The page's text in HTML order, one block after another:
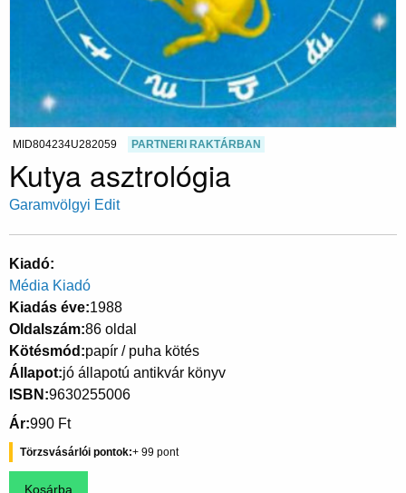
MID804234U282059 PARTNERI RAKTÁRBAN
Kutya asztrológia
Garamvölgyi Edit
Kiadó
Média Kiadó
Kiadás éve 1988
Oldalszám 86 oldal
Kötésmód papír / puha kötés
Állapot jó állapotú antikvár könyv
ISBN 9630255006
Ár 990 Ft
Törzsvásárlói pontok 99